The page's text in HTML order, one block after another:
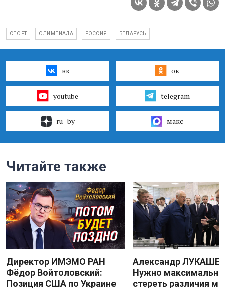
СПОРТ ОЛИМПИАДА РОССИЯ БЕЛАРУСЬ
вк ок
youtube telegram
ru–by макс
Читайте также
Директор ИМЭМО РАН
Фёдор Войтоловский:
Позиция США по Украине
Александр
Нужно максимально
стереть различия